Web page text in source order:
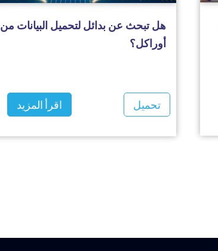
هل تبحث عن بدائل لتحميل البيانات من
أوراكل؟
تحميل اقرأ المزيد